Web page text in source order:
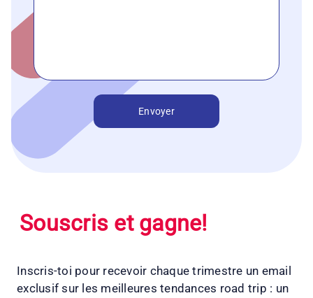
Envoyer
Souscris et gagne!
Inscris-toi pour recevoir chaque trimestre un email
exclusif sur les meilleures tendances road trip : un